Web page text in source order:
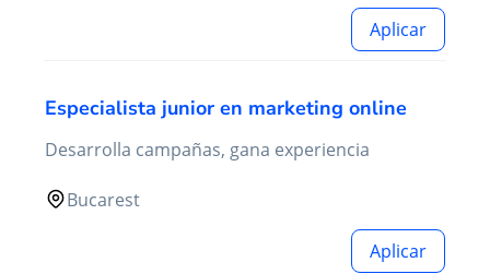
Aplicar
Especialista junior en marketing online
Desarrolla campañas, gana experiencia
Bucarest
Aplicar